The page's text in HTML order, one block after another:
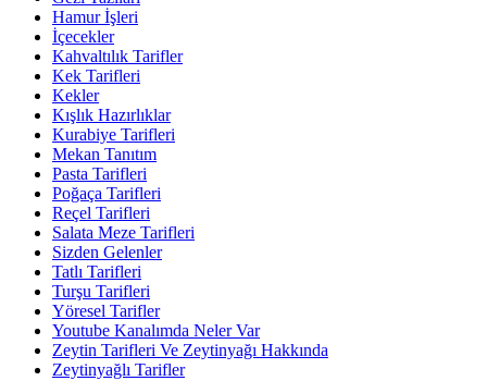
Hamur İşleri
İçecekler
Kahvaltılık Tarifler
Kek Tarifleri
Kekler
Kışlık Hazırlıklar
Kurabiye Tarifleri
Mekan Tanıtım
Pasta Tarifleri
Poğaça Tarifleri
Reçel Tarifleri
Salata Meze Tarifleri
Sizden Gelenler
Tatlı Tarifleri
Turşu Tarifleri
Yöresel Tarifler
Youtube Kanalımda Neler Var
Zeytin Tarifleri Ve Zeytinyağı Hakkında
Zeytinyağlı Tarifler